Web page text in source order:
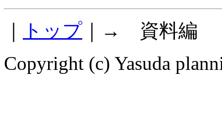
トップ ｜→ 資料編
Copyright (c) Yasuda